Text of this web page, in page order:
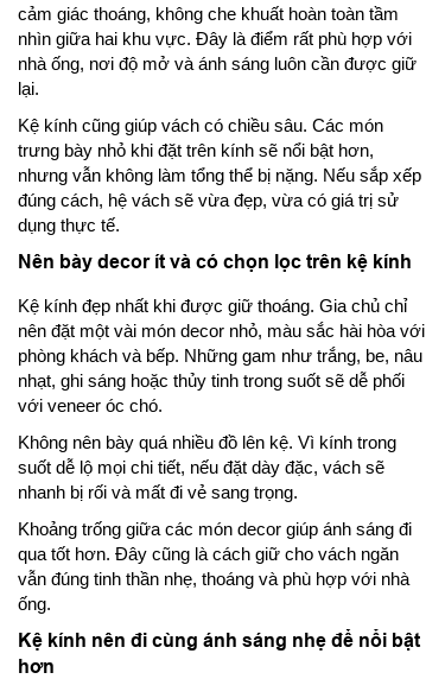
cảm giác thoáng, không che khuất hoàn toàn tầm
nhìn giữa hai khu vực. Đây là điểm rất phù hợp với
nhà ống, nơi độ mở và ánh sáng luôn cần được giữ
lại.
Kệ kính cũng giúp vách có chiều sâu. Các món
trưng bày nhỏ khi đặt trên kính sẽ nổi bật hơn,
nhưng vẫn không làm tổng thể bị nặng. Nếu sắp xếp
đúng cách, hệ vách sẽ vừa đẹp, vừa có giá trị sử
dụng thực tế.
Nên bày decor ít và có chọn lọc trên kệ kính
Kệ kính đẹp nhất khi được giữ thoáng. Gia chủ chỉ
nên đặt một vài món decor nhỏ, màu sắc hài hòa với
phòng khách và bếp. Những gam như trắng, be, nâu
nhạt, ghi sáng hoặc thủy tinh trong suốt sẽ dễ phối
với veneer óc chó.
Không nên bày quá nhiều đồ lên kệ. Vì kính trong
suốt dễ lộ mọi chi tiết, nếu đặt dày đặc, vách sẽ
nhanh bị rối và mất đi vẻ sang trọng.
Khoảng trống giữa các món decor giúp ánh sáng đi
qua tốt hơn. Đây cũng là cách giữ cho vách ngăn
vẫn đúng tinh thần nhẹ, thoáng và phù hợp với nhà
ống.
Kệ kính nên đi cùng ánh sáng nhẹ để nổi bật
hơn